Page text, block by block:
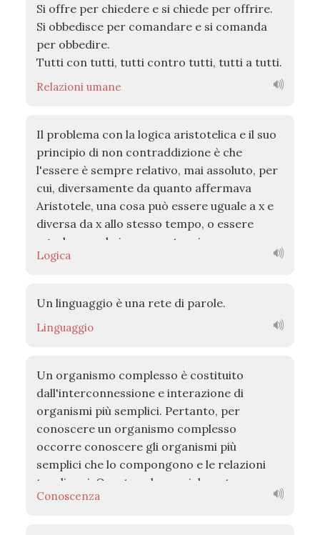
Si offre per chiedere e si chiede per offrire.
Si obbedisce per comandare e si comanda
per obbedire.
Tutti con tutti, tutti contro tutti, tutti a tutti.
Relazioni umane
Il problema con la logica aristotelica e il suo
principio di non contraddizione è che
l'essere è sempre relativo, mai assoluto, per
cui, diversamente da quanto affermava
Aristotele, una cosa può essere uguale a x e
diversa da x allo stesso tempo, o essere
uguale a x solo in una certa misura, a
seconda del punto di vista, del contesto, del
Logica
Un linguaggio è una rete di parole.
Linguaggio
Un organismo complesso è costituito
dall'interconnessione e interazione di
organismi più semplici. Pertanto, per
conoscere un organismo complesso
occorre conoscere gli organismi più
semplici che lo compongono e le relazioni
tra di essi. Questo vale specialmente per
l'uomo e per le società, che sono gli
Conoscenza